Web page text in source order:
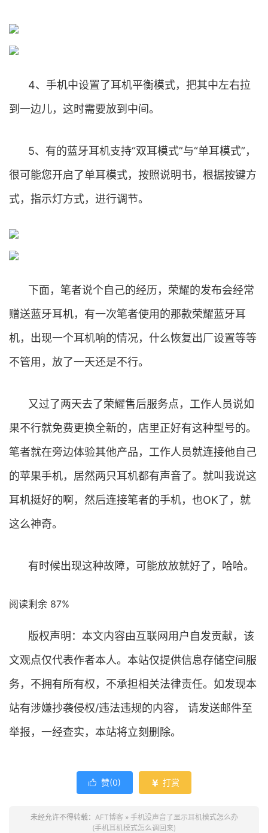
4、手机中设置了耳机平衡模式，把其中左右拉
到一边儿，这时需要放到中间。
5、有的蓝牙耳机支持“双耳模式”与“单耳模式”，
很可能您开启了单耳模式，按照说明书，根据按键方
式，指示灯方式，进行调节。
下面，笔者说个自己的经历，荣耀的发布会经常
赠送蓝牙耳机，有一次笔者使用的那款荣耀蓝牙耳
机，出现一个耳机响的情况，什么恢复出厂设置等等
不管用，放了一天还是不行。
又过了两天去了荣耀售后服务点，工作人员说如
果不行就免费更换全新的，店里正好有这种型号的。
笔者就在旁边体验其他产品，工作人员就连接他自己
的苹果手机，居然两只耳机都有声音了。就叫我说这
耳机挺好的啊，然后连接笔者的手机，也OK了，就
这么神奇。
有时候出现这种故障，可能放放就好了，哈哈。
阅读剩余 87%
版权声明：本文内容由互联网用户自发贡献，该
文观点仅代表作者本人。本站仅提供信息存储空间服
务，不拥有所有权，不承担相关法律责任。如发现本
站有涉嫌抄袭侵权/违法违规的内容， 请发送邮件至
举报，一经查实，本站将立刻删除。
 赞(0)  打赏
未经允许不得转载： AFT博客 » 手机没声音了显示耳机模式怎么办
(手机耳机模式怎么调回来)